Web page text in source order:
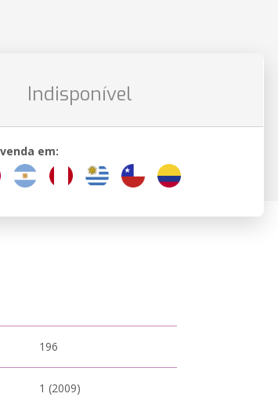
Indisponível
em:
196
1 (2009)